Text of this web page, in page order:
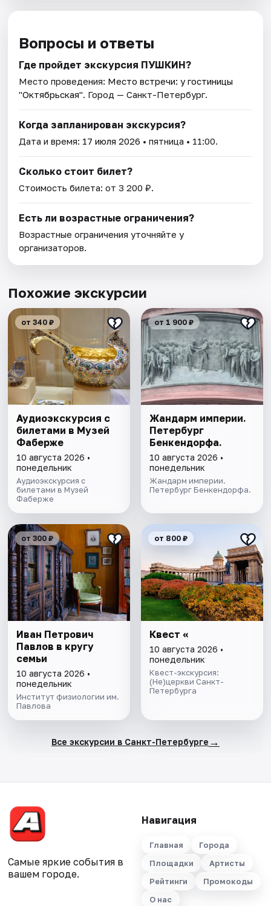
Вопросы и ответы
Где пройдет экскурсия ПУШКИН?
Место проведения: Место встречи: у гостиницы
"Октябрьская". Город — Санкт-Петербург.
Когда запланирован экскурсия?
Дата и время: 17 июля 2026 • пятница • 11:00.
Сколько стоит билет?
Стоимость билета: от 3 200 ₽.
Есть ли возрастные ограничения?
Возрастные ограничения уточняйте у
организаторов.
Похожие экскурсии
от 340 ₽
Аудиоэкскурсия с
билетами в Музей
Фаберже
10 августа 2026 •
понедельник
Аудиоэкскурсия с
билетами в Музей
Фаберже
от 1 900 ₽
Жандарм империи.
Петербург
Бенкендорфа.
10 августа 2026 •
понедельник
Жандарм империи.
Петербург Бенкендорфа.
от 300 ₽
Иван Петрович
Павлов в кругу
семьи
10 августа 2026 •
понедельник
Институт физиологии им.
Павлова
от 800 ₽
Квест «
10 августа 2026 •
понедельник
Квест-экскурсия:
(Не)церкви Санкт-
Петербурга
Все экскурсии в Санкт-Петербурге →
Самые яркие события в
вашем городе.
Навигация
Главная
Города
Площадки
Артисты
Рейтинги
Промокоды
О нас